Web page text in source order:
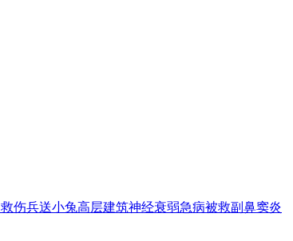
救伤兵送小兔高层建筑神经衰弱急病被救副鼻窦炎